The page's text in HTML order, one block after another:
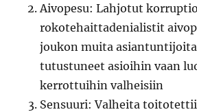
Aivopesu: Lahjotut
rokotehaittadenialistit
joukon muita
tutustuneet asioihin vaan
kerrottuihin valheisiin
Sensuuri: Valheita